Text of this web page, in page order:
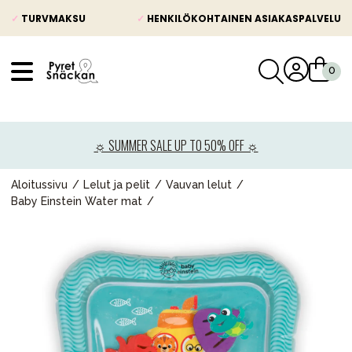
✓ TURVMAKSU ✓ HENKILÖKOHTAINEN ASIAKASPALVELU
☼ SUMMER SALE UP TO 50% OFF ☼
Aloitussivu Lelut ja pelit
Vauvan lelut
Baby Einstein Water mat
Lastenvaunut
Lasten turvaistuimet
Lapsi & vauva
Lelut ja pelit
Äiti & Isä
Huonekalut & vuodevaatteet